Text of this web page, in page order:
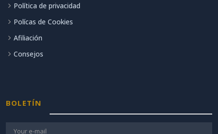
Política de privacidad
Polícas de Cookies
Afiliación
Consejos
BOLETÍN